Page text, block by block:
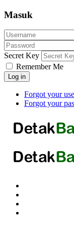
Masuk
Secret Key
Remember Me
Log in
Forgot your
Forgot your